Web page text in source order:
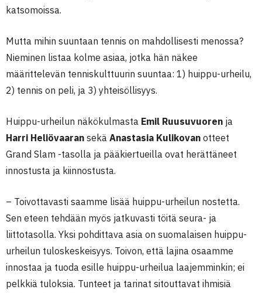
katsomoissa.
Mutta mihin suuntaan tennis on mahdollisesti menossa?
Nieminen listaa kolme asiaa, jotka hän näkee
määrittelevän tenniskulttuurin suuntaa: 1) huippu-urheilu,
2) tennis on peli, ja 3) yhteisöllisyys.
Huippu-urheilun näkökulmasta Emil Ruusuvuoren ja
Harri Heliövaaran sekä Anastasia Kulikovan otteet
Grand Slam -tasolla ja pääkiertueilla ovat herättäneet
innostusta ja kiinnostusta.
– Toivottavasti saamme lisää huippu-urheilun nostetta.
Sen eteen tehdään myös jatkuvasti töitä seura- ja
liittotasolla. Yksi pohdittava asia on suomalaisen huippu-
urheilun tuloskeskeisyys. Toivon, että lajina osaamme
innostaa ja tuoda esille huippu-urheilua laajemminkin; ei
pelkkiä tuloksia. Tunteet ja tarinat sitouttavat ihmisiä